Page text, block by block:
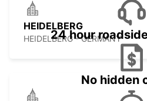
HEIDELBERG
HEIDELBERG - GERMANY
24 hour
No hidden